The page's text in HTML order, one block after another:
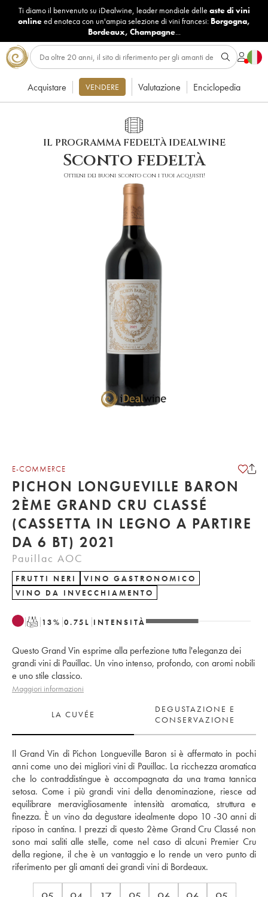
Ti diamo il benvenuto su iDealwine, leader mondiale delle aste di vini
onlineed enoteca con un'ampia selezione di vini francesi: Borgogna,
Bordeaux, Champagne...
Acquistare VENDERE Valutazione Enciclopedia
IL PROGRAMMA FEDELTÀ IDEALWINE
Sconto fedeltà
Ottieni dei buoni sconto con i tuoi acquisti!
E-COMMERCE
PICHON LONGUEVILLE BARON
2ÈME GRAND CRU CLASSÉ
(CASSETTA IN LEGNO A PARTIRE
DA 6 BT) 2021
Pauillac AOC
FRUTTI NERI
VINO GASTRONOMICO
VINO DA INVECCHIAMENTO
T 13% 0.75 L INTENSITÀ
Questo Grand Vin esprime alla perfezione tutta l'eleganza dei
grandi vini di Pauillac. Un vino intenso, profondo, con aromi nobili
e uno stile classico.
Maggiori informazioni
LA CUVÉE
DEGUSTAZIONE E
CONSERVAZIONE
Il Grand Vin di Pichon Longueville Baron si è affermato in pochi
anni come uno dei migliori vini di Pauillac. La ricchezza aromatica
che lo contraddistingue è accompagnata da una trama tannica
setosa. Come i più grandi vini della denominazione, riesce ad
equilibrare meravigliosamente intensità aromatica, struttura e
finezza. È un vino da degustare idealmente dopo 10 -30 anni di
riposo in cantina. I prezzi di questo 2ème Grand Cru Classé non
sono mai saliti alle stelle, come nel caso di alcuni Premier Cru
della regione, il che è un vantaggio e lo rende un vero punto di
riferimento per gli amanti dei grandi vini di Bordeaux.